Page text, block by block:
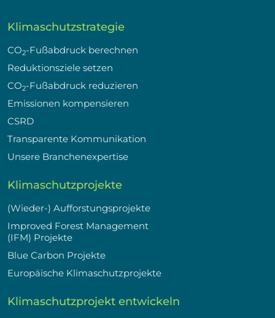
Klimaschutzstrategie
CO2-Fußabdruck berechnen
Reduktionsziele setzen
CO2-Fußabdruck reduzieren
Emissionen kompensieren
CSRD
Transparente Kommunikation
Unsere Branchenexpertise
Klimaschutzprojekte
(Wieder-) Aufforstungsprojekte
Improved Forest Management
(IFM) Projekte
Blue Carbon Projekte
Europäische Klimaschutzprojekte
Klimaschutzprojekt entwickeln